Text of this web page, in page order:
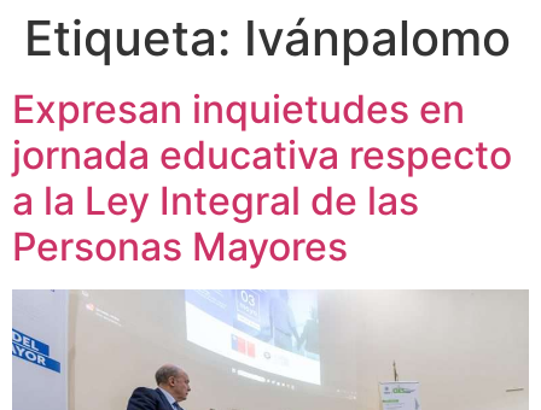
Etiqueta: Ivánpalomo
Expresan inquietudes en
jornada educativa respecto
a la Ley Integral de las
Personas Mayores